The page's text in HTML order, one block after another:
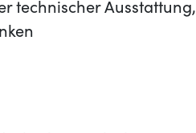
technischer Ausstattung,